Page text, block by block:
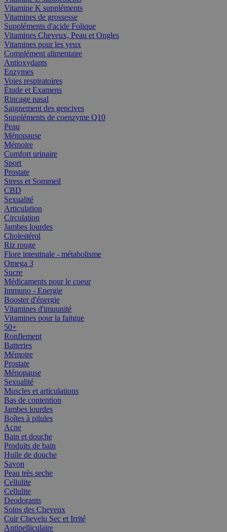
Vitamine K suppléments
Vitamines de grossesse
Suppléments d'acide Folique
Vitamines Cheveux, Peau et Ongles
Vitamines pour les yeux
Complément alimentaire
Antioxydants
Enzymes
Voies respiratoires
Étude et Examens
Rincage nasal
Saignement des gencives
Suppléments de coenzyme Q10
Peau
Ménopause
Mémoire
Comfort urinaire
Sport
Prostate
Stress et Sommeil
CBD
Sexualité
Articulation
Circulation
Jambes lourdes
Cholestérol
Riz rouge
Flore intestinale - métabolisme
Omega 3
Sucre
Médicaments pour le coeur
Immuno - Energie
Booster d'énergie
Vitamines d'imuunité
Vitamines pour la faitgue
50+
Ronflement
Batteries
Mémoire
Prostate
Ménopause
Sexualité
Muscles et articulations
Bas de contention
Jambes lourdes
Boîtes à pilules
Acne
Bain et douche
Produits de bain
Huile de douche
Savon
Peau très seche
Cellulite
Cellulite
Deodorants
Soins des Cheveux
Cuir Chevelu Sec et Irrité
Antipelliculaire